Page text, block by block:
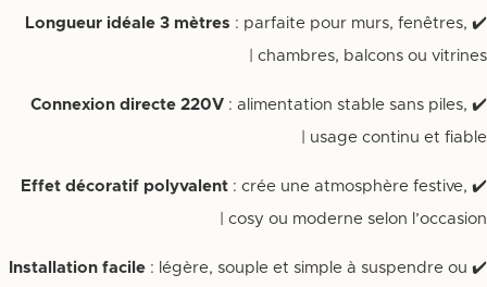
✔️
Longueur idéale 3 mètres : parfaite pour murs, fenêtres,
chambres, balcons ou vitrines |
✔️
Connexion directe 220V : alimentation stable sans piles,
usage continu et fiable |
✔️
Effet décoratif polyvalent : crée une atmosphère festive,
cosy ou moderne selon l’occasion |
✔️
Installation facile : légère, souple et simple à suspendre ou